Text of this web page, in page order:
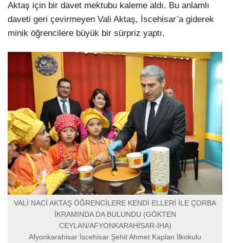
Aktaş için bir davet mektubu kaleme aldı. Bu anlamlı
daveti geri çevirmeyen Vali Aktaş, İscehisar’a giderek
minik öğrencilere büyük bir sürpriz yaptı.
VALİ NACİ AKTAŞ ÖĞRENCİLERE KENDİ ELLERİ İLE ÇORBA
İKRAMINDA DA BULUNDU (GÖKTEN
CEYLAN/AFYONKARAHİSAR-İHA)
Afyonkarahisar İscehisar Şehit Ahmet Kaplan İlkokulu